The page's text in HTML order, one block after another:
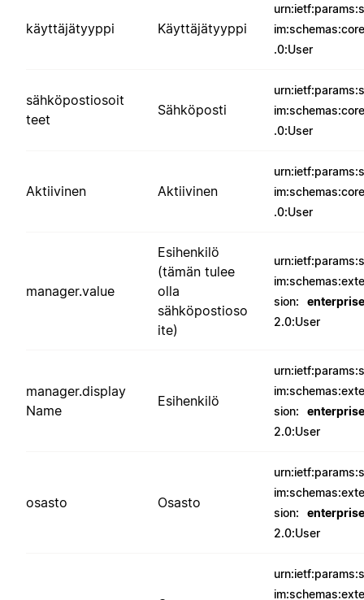
käyttäjätyyppi Käyttäjätyyppi
.0:User
sähköpostiosoit
teet
Sähköposti
.0:User
Aktiivinen Aktiivinen
.0:User
manager.value
Esihenkilö
(tämän tulee
olla
sähköpostioso
ite)
sion:
enterprise
2.0:User
manager.display
Name
Esihenkilö
sion:
enterprise
2.0:User
osasto Osasto
sion:
enterprise
2.0:User